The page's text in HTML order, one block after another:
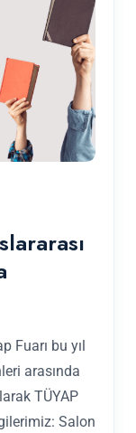
Fuarı bu yıl
arasında
TÜYAP
Salon